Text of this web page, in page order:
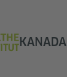
KANADA